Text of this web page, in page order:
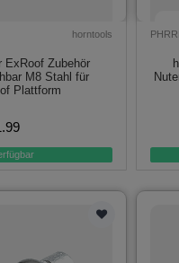
horntools
ExRoof Zubehör
M8 Stahl für
Plattform